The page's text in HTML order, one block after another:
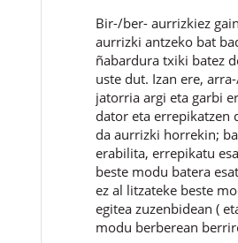
Bir-/ber- aurrizkiez
aurrizki antzeko bat
ñabardura txiki batez
uste dut. Izan ere,
jatorria argi eta garbi
dator eta errepikatzen
da aurrizki horrekin;
erabilita, errepikatu
beste modu batera
ez al litzateke beste
egitea zuzenbidean (
modu berberean